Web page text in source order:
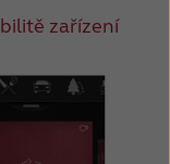
zařízení